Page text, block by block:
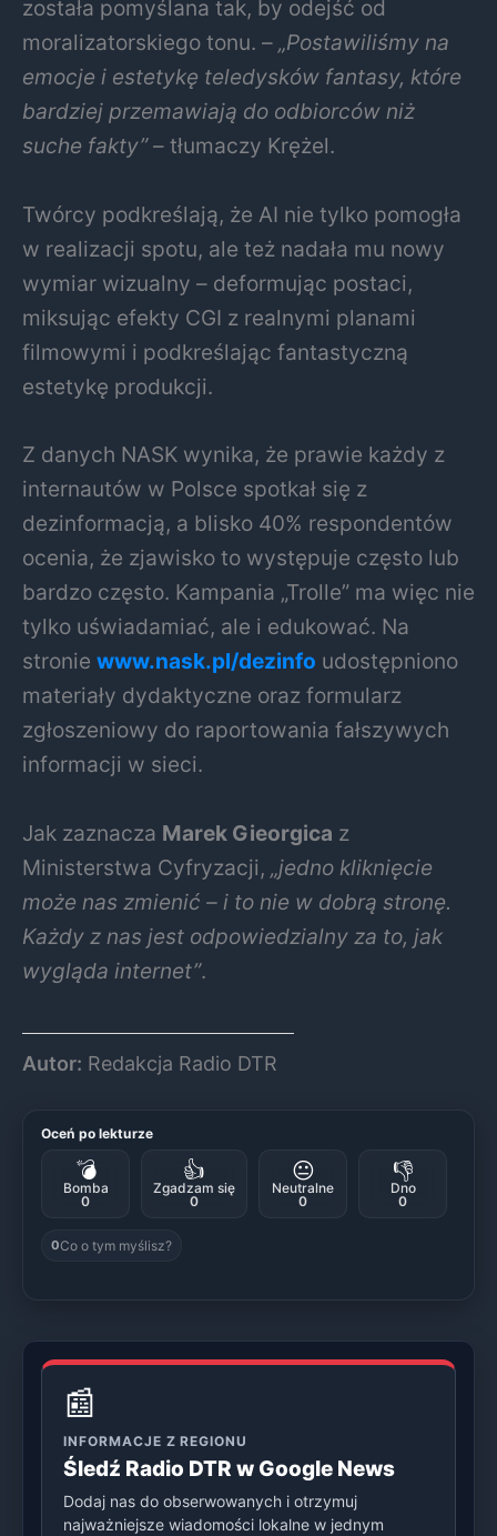
została pomyślana tak, by odejść od
moralizatorskiego tonu. – „Postawiliśmy na
emocje i estetykę teledysków fantasy, które
bardziej przemawiają do odbiorców niż
suche fakty”– tłumaczy Krężel.
Twórcy podkreślają, że AI nie tylko pomogła
w realizacji spotu, ale też nadała mu nowy
wymiar wizualny – deformując postaci,
miksując efekty CGI z realnymi planami
filmowymi i podkreślając fantastyczną
estetykę produkcji.
Z danych NASK wynika, że prawie każdy z
internautów w Polsce spotkał się z
dezinformacją, a blisko 40% respondentów
ocenia, że zjawisko to występuje często lub
bardzo często. Kampania „Trolle” ma więc nie
tylko uświadamiać, ale i edukować. Na
stronie www.nask.pl/dezinfo udostępniono
materiały dydaktyczne oraz formularz
zgłoszeniowy do raportowania fałszywych
informacji w sieci.
Jak zaznacza Marek Gieorgica z
Ministerstwa Cyfryzacji, „jedno kliknięcie
może nas zmienić – i to nie w dobrą stronę.
Każdy z nas jest odpowiedzialny za to, jak
wygląda internet”.
Autor: Redakcja Radio DTR
Oceń po lekturze
💣
Bomba
0
👍
Zgadzam się
0
😐
Neutralne
0
👎
Dno
0
0Co o tym myślisz?
📰
INFORMACJE Z REGIONU
Śledź Radio DTR w Google News
Dodaj nas do obserwowanych i otrzymuj
najważniejsze wiadomości lokalne w jednym